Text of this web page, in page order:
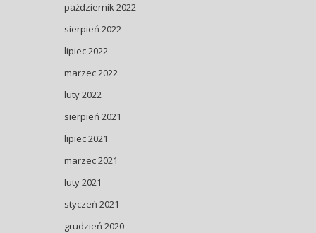
październik 2022
sierpień 2022
lipiec 2022
marzec 2022
luty 2022
sierpień 2021
lipiec 2021
marzec 2021
luty 2021
styczeń 2021
grudzień 2020